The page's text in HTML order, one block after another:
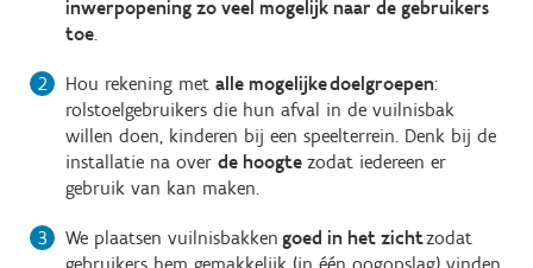
inwerpopening zo veel mogelijk naar de gebruikers
toe.
Hou rekening met alle mogelijke doelgroepen:
rolstoelgebruikers die hun afval in de vuilnisbak
willen doen, kinderen bij een speelterrein. Denk bij de
installatie na over de hoogte zodat iedereen er
gebruik van kan maken.
We plaatsen vuilnisbakken goed in het zichtzodat